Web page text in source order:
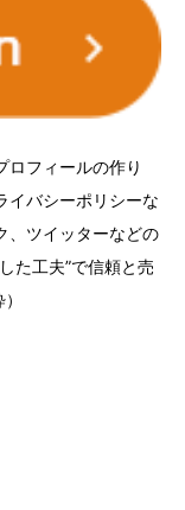
ロフィールの作り
イバシーポリシーな
、ツイッターなどの
た工夫”で信頼と売